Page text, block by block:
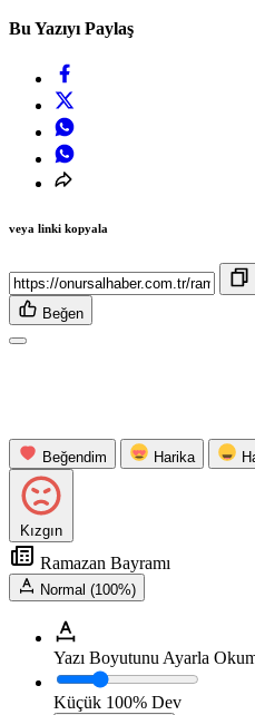
Bu Yazıyı Paylaş
veya linki kopyala
Beğen
Beğendim Harika
Kızgın
Ramazan Bayramı
Normal (100%)
Yazı Boyutunu Ayarla
Küçük 100% Dev